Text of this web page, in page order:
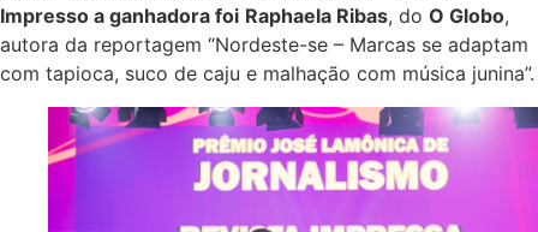
Impresso a ganhadora foi Raphaela Ribas, do O Globo,
autora da reportagem “Nordeste-se – Marcas se adaptam
com tapioca, suco de caju e malhação com música junina”.